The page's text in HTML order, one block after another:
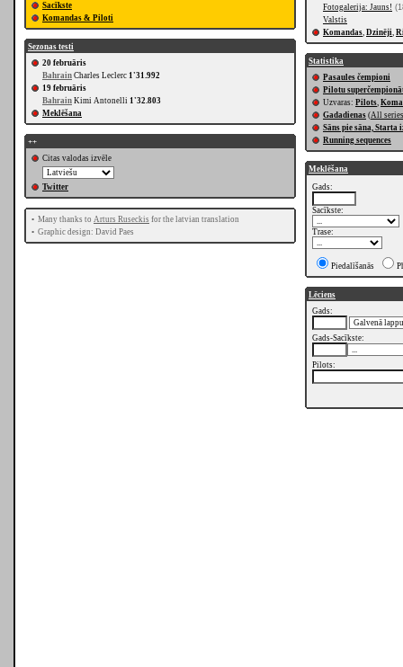
Sacīkste
Komandas & Piloti
Sezonas testi
20 februāris
Bahrain Charles Leclerc 1'31.992
19 februāris
Bahrain Kimi Antonelli 1'32.803
Meklēšana
++
Citas valodas izvēle
Twitter
• Many thanks to Arturs Ruseckis for the latvian translation
• Graphic design: David Paes
Fotogalerija: Jauns!
Valstis
Komandas, Dzinēji,
Statistika
Pasaules čempioni
Pilotu
Uzvaras: Pilots,
Gadadienas (All series
Sāns pie sāna, Starta
Running sequences
Meklēšana
Gads:
Sacīkste:
Trase:
Piedalīšanās
Lēciens
Gads:
Gads-Sacīkste:
Pilots: